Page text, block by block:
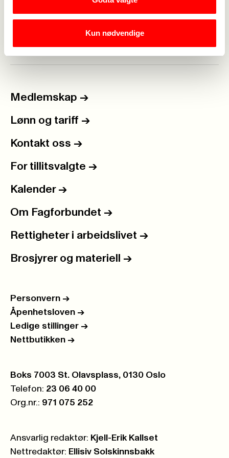
Kun nødvendige
Dette vil gi oss alle et bedre miljø og deg selv en
bedre økonomi.
Medlemskap ->
Lønn og tariff ->
Kontakt oss ->
For tillitsvalgte ->
Kalender ->
Om Fagforbundet ->
Rettigheter i arbeidslivet ->
Brosjyrer og materiell ->
Personvern ->
Åpenhetsloven ->
Ledige stillinger ->
Nettbutikken ->
Postboks:
Boks 7003 St. Olavsplass, 0130 Oslo
Telefon: 23 06 40 00
Org.nr.: 971 075 252
Ansvarlig redaktør: Kjell-Erik Kallset
Nettredaktør: Ellisiv Solskinnsbakk